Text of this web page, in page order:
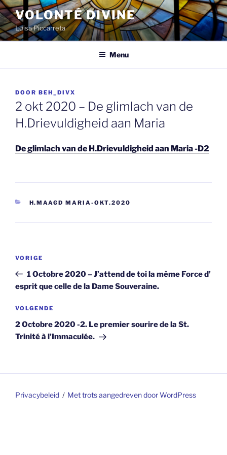
Spring
naar
de
inhoud
VOLONTÉ DIVINE
Luisa Piccarreta
Menu
GEPLAATST
OP
DOOR BEH_DIVX
2 okt 2020 – De glimlach van de
H.Drievuldigheid aan Maria
De glimlach van de H.Drievuldigheid aan Maria -D2
CATEGORIEËN
H.MAAGD MARIA-OKT.2020
Vorig
bericht
VORIGE
1 Octobre 2020 – J’attend de toi la même Force d’
esprit que celle de la Dame Souveraine.
Volgend
bericht
VOLGENDE
2 Octobre 2020 -2. Le premier sourire de la St.
Trinité à l’Immaculée.
Privacybeleid Met trots aangedreven door WordPress